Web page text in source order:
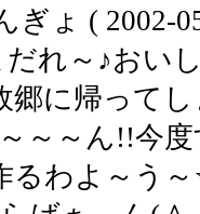
ぎょ ( 2002-
だれ～♪おい
郷に帰って
～～ん!!今
るわよ～う